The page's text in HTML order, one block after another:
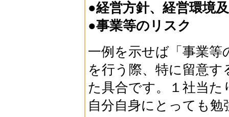
●経営方針、経営環境
●事業等のリスク
一例を示せば「事業
を行う際、特に留意
た具合です。１社当
自分自身にとっても